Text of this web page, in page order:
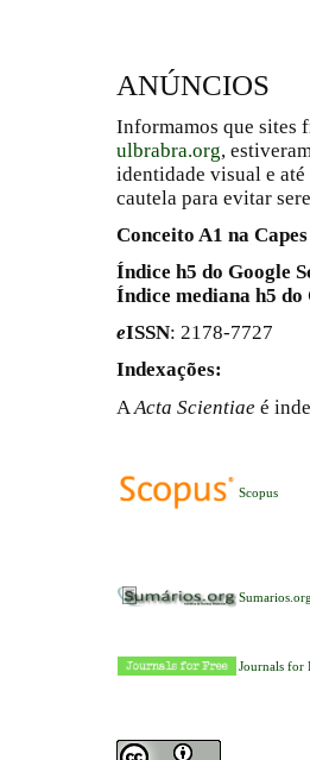
ANÚNCIOS
Informamos que sites
ulbrabra.org,
identidade visual e
cautela para evitar
Conceito A1 na Capes
Índice h5 do Google
Índice mediana h5 do
eISSN: 2178-7727
Indexações:
A Acta Scientiae é
Scopus
Sumarios.org
Journals for